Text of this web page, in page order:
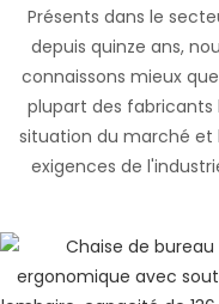
Présents dans le
depuis quinze ans,
connaissons mieux
plupart des fabricants
situation du marché et
exigences de